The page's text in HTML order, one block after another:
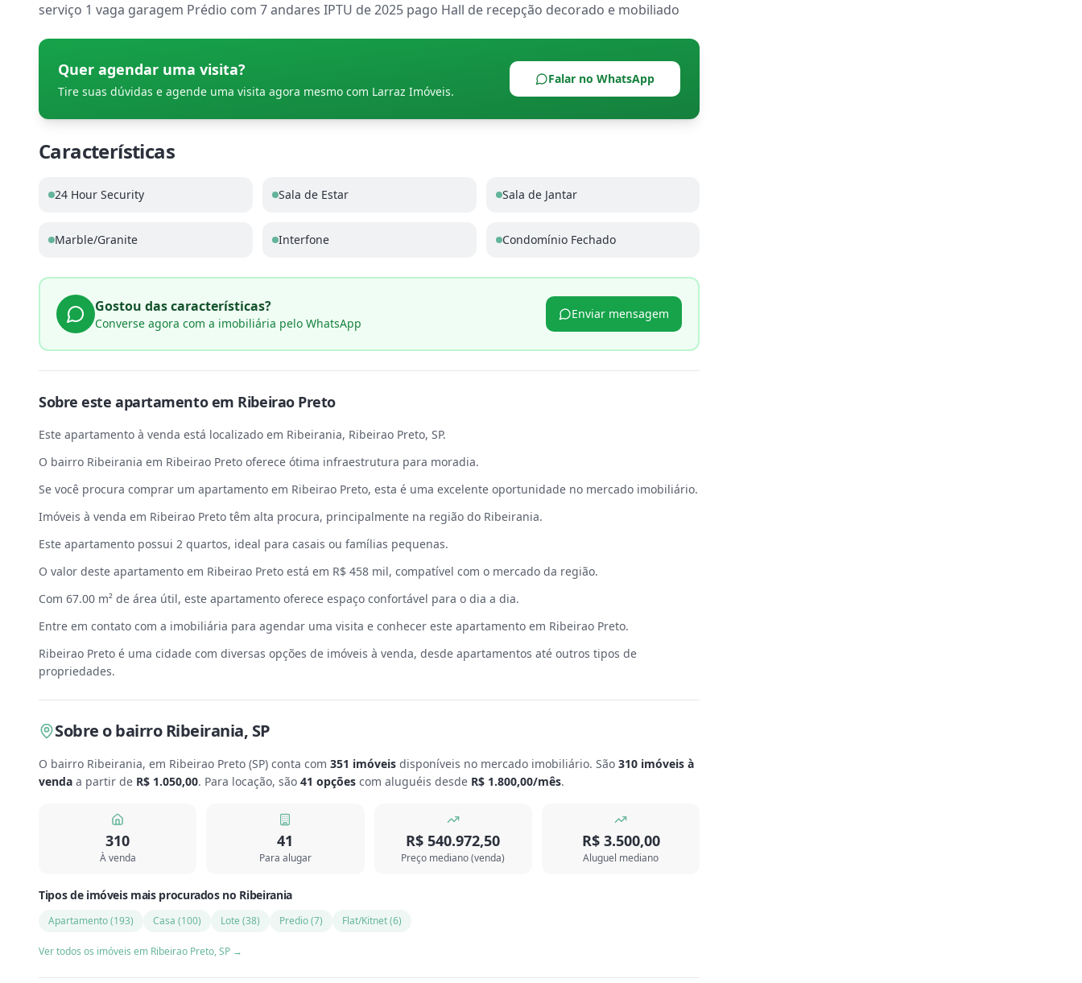
serviço 1 vaga garagem Prédio com 7 andares IPTU de 2025 pago Hall de recepção decorado e mobiliado
Quer agendar uma visita?
Tire suas dúvidas e agende uma visita agora mesmo com Larraz Imóveis.
Falar no WhatsApp
Características
24 Hour Security Sala de Estar Sala de Jantar
Marble/Granite Interfone Condomínio Fechado
Gostou das características?
Converse agora com a imobiliária pelo WhatsApp
Enviar mensagem
Sobre esteapartamentoem Ribeirao Preto
Este apartamento à venda está localizado em Ribeirania, Ribeirao Preto, SP.
O bairro Ribeirania em Ribeirao Preto oferece ótima infraestrutura para moradia.
Se você procura comprar um apartamento em Ribeirao Preto, esta é uma excelente oportunidade no mercado imobiliário.
Imóveis à venda em Ribeirao Preto têm alta procura, principalmente na região do Ribeirania.
Este apartamento possui 2 quartos, ideal para casais ou famílias pequenas.
O valor deste apartamento em Ribeirao Preto está em R$ 458 mil, compatível com o mercado da região.
Com 67.00 m² de área útil, este apartamento oferece espaço confortável para o dia a dia.
Entre em contato com a imobiliária para agendar uma visita e conhecer este apartamento em Ribeirao Preto.
Ribeirao Preto é uma cidade com diversas opções de imóveis à venda, desde apartamentos até outros tipos de
propriedades.
Sobre o bairro Ribeirania, SP
O bairro Ribeirania, em Ribeirao Preto (SP) conta com 351 imóveis disponíveis no mercado imobiliário. São 310 imóveis à
venda a partir de R$ 1.050,00. Para locação, são 41 opções com aluguéis desde R$ 1.800,00/mês.
310
À venda
41
Para alugar
R$ 540.972,50
Preço mediano (venda)
R$ 3.500,00
Aluguel mediano
Tipos de imóveis mais procurados no Ribeirania
Apartamento(193) Casa (100) Lote (38) Predio(7) Flat/Kitnet(6)
Ver todos os imóveis em Ribeirao Preto,SP →